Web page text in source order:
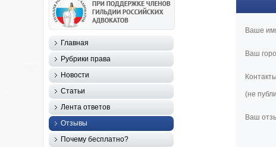
Ваше
Ваш
(не
Ваш
Главная
Рубрики права
Новости
Статьи
Лента ответов
Отзывы
Почему бесплатно?